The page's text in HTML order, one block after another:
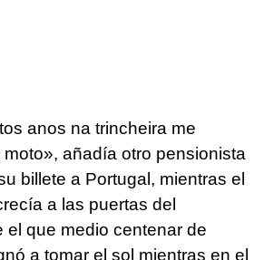
anos na trincheira me
añadía otro pensionista
billete a Portugal, mientras el
a las puertas del
el que medio centenar de
a tomar el sol mientras en el